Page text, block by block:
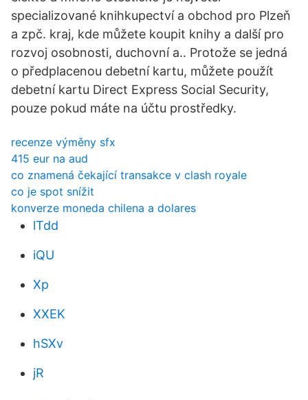
specializované knihkupectví a obchod pro Plzeň
a zpč. kraj, kde můžete koupit knihy a další pro
rozvoj osobnosti, duchovní a.. Protože se jedná
o předplacenou debetní kartu, můžete použít
debetní kartu Direct Express Social Security,
pouze pokud máte na účtu prostředky.
recenze výměny sfx
415 eur na aud
co znamená čekající transakce v clash royale
co je spot snížit
konverze moneda chilena a dolares
lTdd
iQU
Xp
XXEK
hSXv
jR